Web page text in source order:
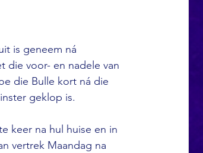
is geneem ná
die voor- en nadele van
die Bulle kort ná die
geklop is.
keer na hul huise en in
vertrek Maandag na